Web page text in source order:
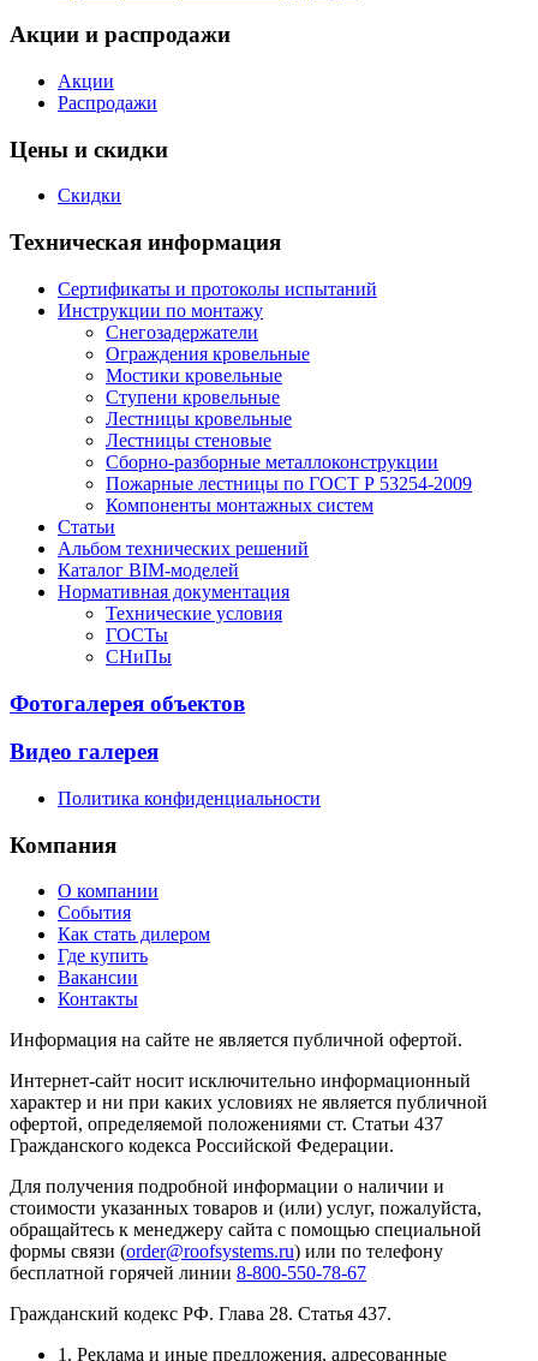
Акции и распродажи
Акции
Распродажи
Цены и скидки
Скидки
Техническая информация
Сертификаты и протоколы испытаний
Инструкции по монтажу
Снегозадержатели
Ограждения кровельные
Мостики кровельные
Ступени кровельные
Лестницы кровельные
Лестницы стеновые
Сборно-разборные металлоконструкции
Пожарные лестницы по ГОСТ Р 53254-2009
Компоненты монтажных систем
Статьи
Альбом технических решений
Каталог BIM-моделей
Нормативная документация
Технические условия
ГОСТы
СНиПы
Фотогалерея объектов
Видео галерея
Политика конфиденциальности
Компания
О компании
События
Как стать дилером
Где купить
Вакансии
Контакты
Информация на сайте не является публичной офертой.
Интернет-сайт носит исключительно информационный
характер и ни при каких условиях не является публичной
офертой, определяемой положениями ст. Статьи 437
Гражданского кодекса Российской Федерации.
Для получения подробной информации о наличии и
стоимости указанных товаров и (или) услуг, пожалуйста,
обращайтесь к менеджеру сайта с помощью специальной
формы связи (order@roofsystems.ru) или по телефону
бесплатной горячей линии 8-800-550-78-67
Гражданский кодекс РФ. Глава 28. Статья 437.
1. Реклама и иные предложения, адресованные